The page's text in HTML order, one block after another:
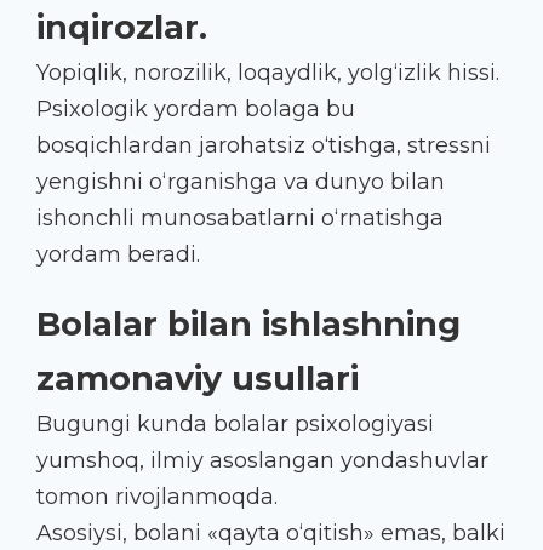
inqirozlar.
Yopiqlik, norozilik, loqaydlik, yolg‘izlik hissi.
Psixologik yordam bolaga bu
bosqichlardan jarohatsiz o‘tishga, stressni
yengishni o‘rganishga va dunyo bilan
ishonchli munosabatlarni o‘rnatishga
yordam beradi.
Bolalar bilan ishlashning
zamonaviy usullari
Bugungi kunda bolalar psixologiyasi
yumshoq, ilmiy asoslangan yondashuvlar
tomon rivojlanmoqda.
Asosiysi, bolani «qayta o‘qitish» emas, balki